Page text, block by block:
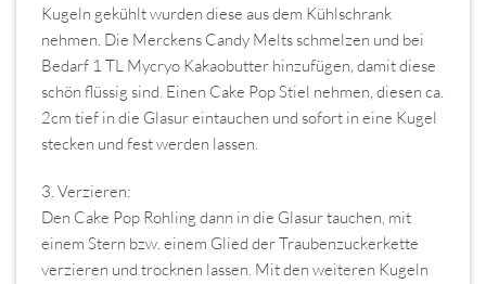
Kugeln gekühlt wurden diese aus dem Kühlschrank
nehmen. Die Merckens Candy Melts schmelzen und bei
Bedarf 1 TL Mycryo Kakaobutter hinzufügen, damit diese
schön flüssig sind. Einen Cake Pop Stiel nehmen, diesen ca.
2cm tief in die Glasur eintauchen und sofort in eine Kugel
stecken und fest werden lassen.
3. Verzieren:
Den Cake Pop Rohling dann in die Glasur tauchen, mit
einem Stern bzw. einem Glied der Traubenzuckerkette
verzieren und trocknen lassen. Mit den weiteren Kugeln